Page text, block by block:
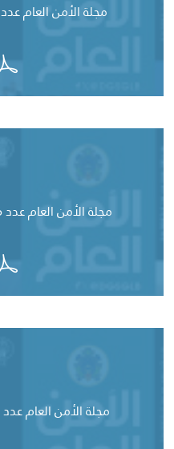
مجلة الأمن العام عدد 147 كانون الأول 2025
مجلة الأمن العام عدد 146 تشرين الثاني 2025
مجلة الأمن العام عدد 145 تشرين الأول 2025